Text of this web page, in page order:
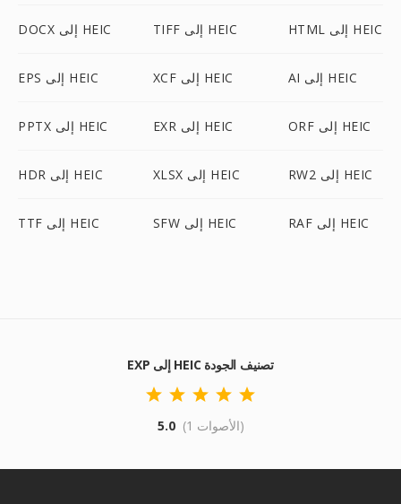
DOCX إلى HEIC TIFF إلى HEIC HTML إلى HEIC
EPS إلى HEIC XCF إلى HEIC AI إلى HEIC
PPTX إلى HEIC EXR إلى HEIC ORF إلى HEIC
HDR إلى HEIC XLSX إلى HEIC RW2 إلى HEIC
TTF إلى HEIC SFW إلى HEIC RAF إلى HEIC
EXP إلى HEIC تصنيف الجودة
5.0 (1 الأصوات)